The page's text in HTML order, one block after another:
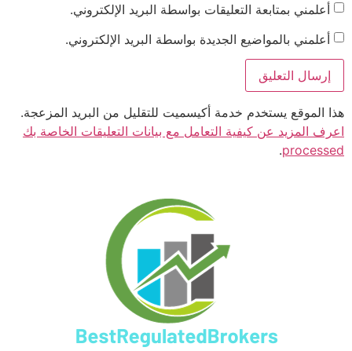
أعلمني بمتابعة التعليقات بواسطة البريد الإلكتروني.
أعلمني بالمواضيع الجديدة بواسطة البريد الإلكتروني.
هذا الموقع يستخدم خدمة أكيسميت للتقليل من البريد المزعجة.
اعرف المزيد عن كيفية التعامل مع بيانات التعليقات الخاصة بك
processed
.